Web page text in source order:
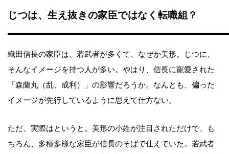
じつは、生え抜きの家臣ではなく転職組？
織田信長の家臣は、若武者が多くて、なぜか美形。じつに、
そんなイメージを持つ人が多い。やはり、信長に寵愛された
「森蘭丸（乱、成利）」の影響だろうか。なんとも、偏った
イメージが先行しているように思えて仕方ない。
ただ、実際はというと。美形の小姓が注目されただけで、も
ちろん、多種多様な家臣が信長のそばで仕えていた。若武者